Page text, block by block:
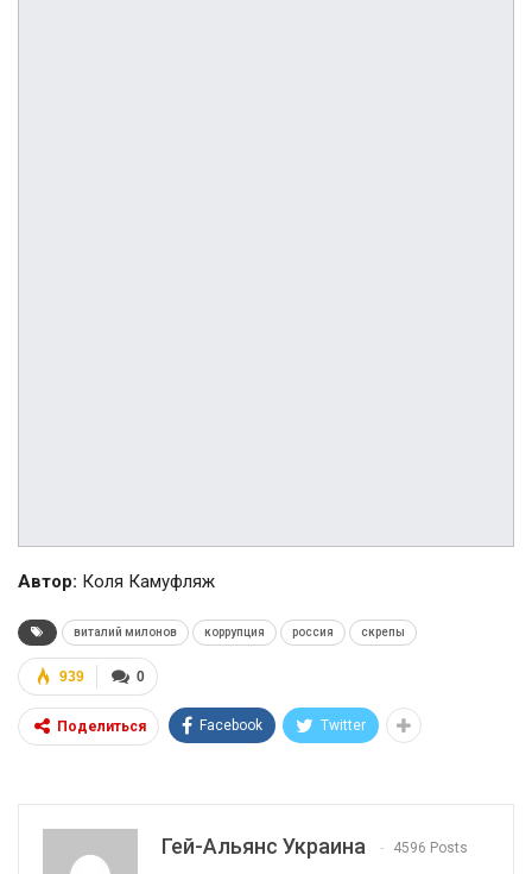
Автор: Коля Камуфляж
виталий милонов коррупция россия скрепы
0
939
Поделиться Facebook Twitter
Гей-Альянс Украина 4596 Posts